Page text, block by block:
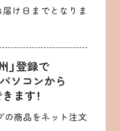
け日までとなりま
」登録で
ソコンから
ます！
の商品をネット注文